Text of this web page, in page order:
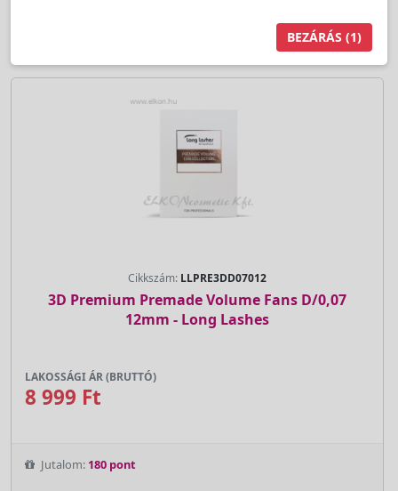
Cikkszám: LLPRE3DD07012
3D Premium Premade Volume Fans D/0,07
12mm - Long Lashes
LAKOSSÁGI ÁR (BRUTTÓ)
8 999 Ft
Jutalom: 180 pont